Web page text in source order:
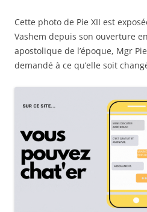
Cette photo de Pie XII est
Vashem depuis son ouverture
apostolique de l’époque, Mgr
demandé à ce qu’elle soit